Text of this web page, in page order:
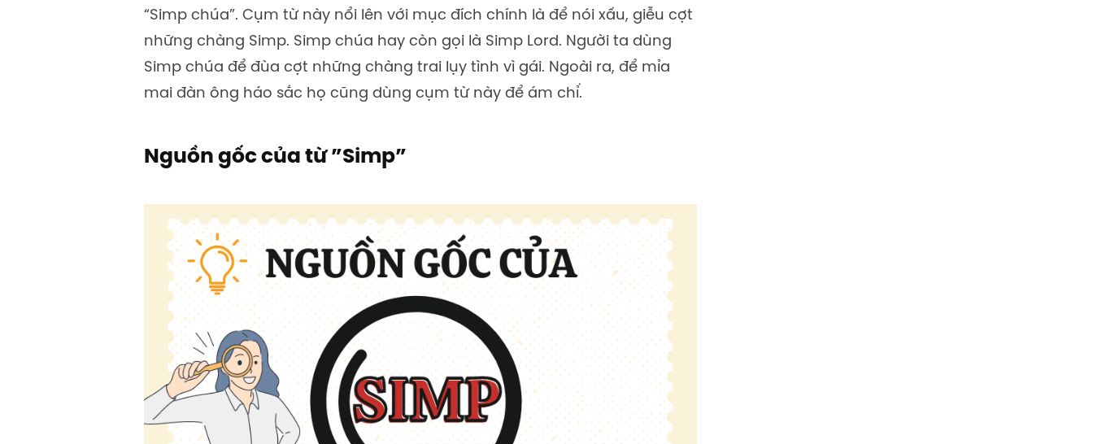
“Simp chúa”. Cụm từ này nổi lên với mục đích chính là để nói xấu, giễu cợt
những chàng Simp. Simp chúa hay còn gọi là Simp Lord. Người ta dùng
Simp chúa để đùa cợt những chàng trai lụy tình vì gái. Ngoài ra, để mỉa
mai đàn ông háo sắc họ cũng dùng cụm từ này để ám chỉ.́
Nguồn gốc của từ ”Simp”